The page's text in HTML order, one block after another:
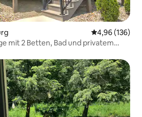
4,96 (136)
mit 2 Betten, Bad und privatem